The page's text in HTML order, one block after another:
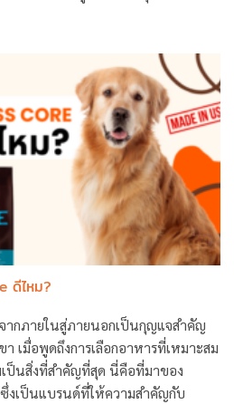
ดีไหม?
กภายในสู่ภายนอกเป็นกุญแจสำคัญ
เมื่อพูดถึงการเลือกอาหารที่เหมาะสม
นสิ่งที่สำคัญที่สุด นี่คือที่มาของ
งเป็นแบรนด์ที่ให้ความสำคัญกับ